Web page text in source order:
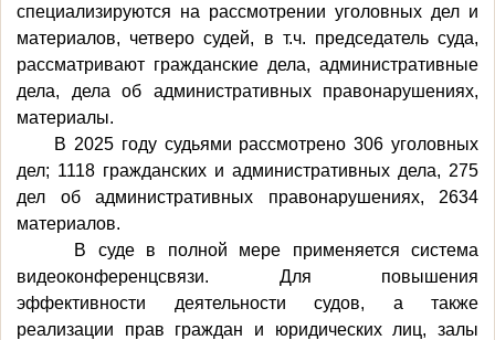
специализируются на рассмотрении уголовных дел и
материалов, четверо судей, в т.ч. председатель суда,
рассматривают гражданские дела, административные
дела, дела об административных правонарушениях,
материалы.
В 2025 году судьями рассмотрено 306 уголовных
дел; 1118 гражданских и административных дела, 275
дел об административных правонарушениях, 2634
материалов.
В суде в полной мере применяется система
видеоконференцсвязи. Для повышения
эффективности деятельности судов, а также
реализации прав граждан и юридических лиц, залы